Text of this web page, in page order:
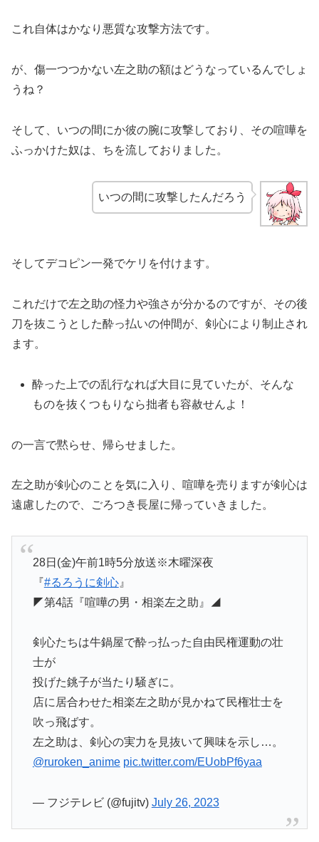
これ自体はかなり悪質な攻撃方法です。
が、傷一つつかない左之助の額はどうなっているんでしょ
うね？
そして、いつの間にか彼の腕に攻撃しており、その喧嘩を
ふっかけた奴は、ちを流しておりました。
いつの間に攻撃したんだろう
そしてデコピン一発でケリを付けます。
これだけで左之助の怪力や強さが分かるのですが、その後
刀を抜こうとした酔っ払いの仲間が、剣心により制止され
ます。
酔った上での乱行なれば大目に見ていたが、そんな
ものを抜くつもりなら拙者も容赦せんよ！
の一言で黙らせ、帰らせました。
左之助が剣心のことを気に入り、喧嘩を売りますが剣心は
遠慮したので、ごろつき長屋に帰っていきました。
28日(金)午前1時5分放送※木曜深夜
『#るろうに剣心』
◤第4話『喧嘩の男・相楽左之助』◢
剣心たちは牛鍋屋で酔っ払った自由民権運動の壮
士が
投げた銚子が当たり騒ぎに。
店に居合わせた相楽左之助が見かねて民権壮士を
吹っ飛ばす。
左之助は、剣心の実力を見抜いて興味を示し…。
@ruroken_anime pic.twitter.com/EUobPf6yaa
— フジテレビ (@fujitv) July 26, 2023